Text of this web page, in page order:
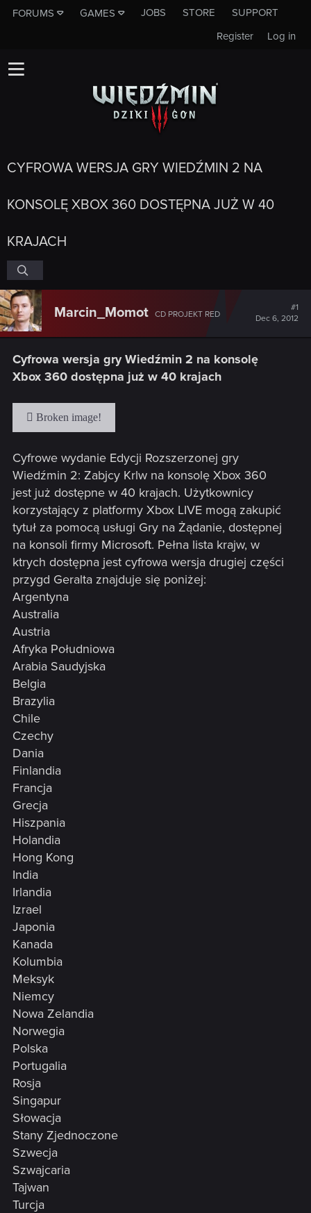
FORUMS GAMES JOBS STORE
SUPPORT
Log in
Register
CYFROWA WERSJA GRY WIEDŹMIN 2 NA
KONSOLĘ XBOX 360 DOSTĘPNA JUŻ W 40
KRAJACH
Marcin_Momot CD PROJEKT RED
#1
Dec 6, 2012
Cyfrowa wersja gry Wiedźmin 2 na konsolę
Xbox 360 dostępna już w 40 krajach
Cyfrowe wydanie Edycji Rozszerzonej gry
Wiedźmin 2: Zabjcy Krlw na konsolę Xbox 360
jest już dostępne w 40 krajach. Użytkownicy
korzystający z platformy Xbox LIVE mogą zakupić
tytuł za pomocą usługi Gry na Żądanie, dostępnej
na konsoli firmy Microsoft. Pełna lista krajw, w
ktrych dostępna jest cyfrowa wersja drugiej części
przygd Geralta znajduje się poniżej:
Argentyna
Australia
Austria
Afryka Południowa
Arabia Saudyjska
Belgia
Brazylia
Chile
Czechy
Dania
Finlandia
Francja
Grecja
Hiszpania
Holandia
Hong Kong
India
Irlandia
Izrael
Japonia
Kanada
Kolumbia
Meksyk
Niemcy
Nowa Zelandia
Norwegia
Polska
Portugalia
Rosja
Singapur
Słowacja
Stany Zjednoczone
Szwecja
Szwajcaria
Tajwan
Turcja